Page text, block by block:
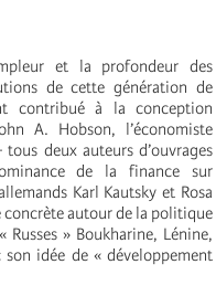
et la profondeur des
de cette génération de
contribué à la conception
A. Hobson, l’économiste
deux auteurs d’ouvrages
de la finance sur
Karl Kautsky et Rosa
concrète autour de la politique
» Boukharine, Lénine,
son idée de « développement